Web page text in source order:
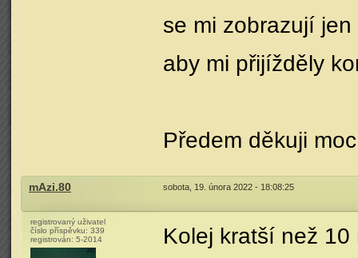
se mi zobrazují
aby mi přijížděly
Předem děkuji
mAzi.80 sobota, 19. února 2022 - 18:08:25
registrovaný uživatel
číslo příspěvku: 339
registrován: 5-2014
Kolej kratší než 10